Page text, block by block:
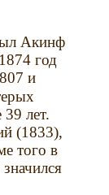
Акинф
год
и
лет.
(1833),
того в